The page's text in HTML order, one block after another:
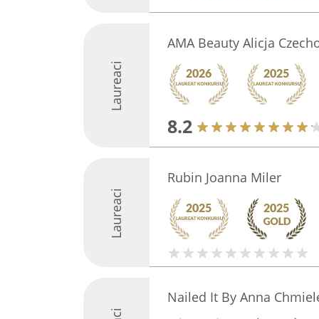
Laureaci
AMA Beauty Alicja
8.2
Laureaci
Rubin Joanna Miler
Nailed It By Anna